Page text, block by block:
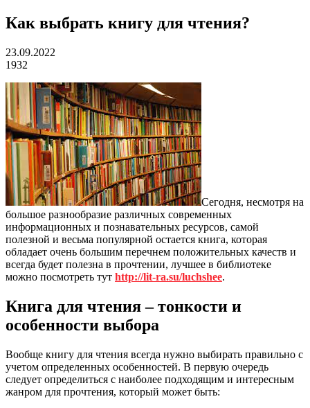
Как выбрать книгу для чтения?
23.09.2022
1932
Сегодня, несмотря на
большое разнообразие различных современных
информационных и познавательных ресурсов, самой
полезной и весьма популярной остается книга, которая
обладает очень большим перечнем положительных качеств и
всегда будет полезна в прочтении, лучшее в библиотеке
можно посмотреть тут http://lit-ra.su/luchshee.
Книга для чтения – тонкости и
особенности выбора
Вообще книгу для чтения всегда нужно выбирать правильно с
учетом определенных особенностей. В первую очередь
следует определиться с наиболее подходящим и интересным
жанром для прочтения, который может быть: